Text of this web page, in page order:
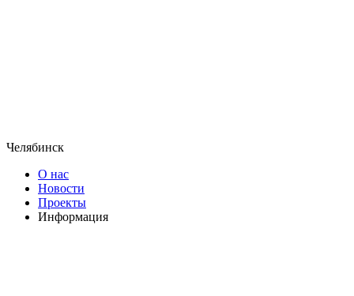
Челябинск
О нас
Новости
Проекты
Информация